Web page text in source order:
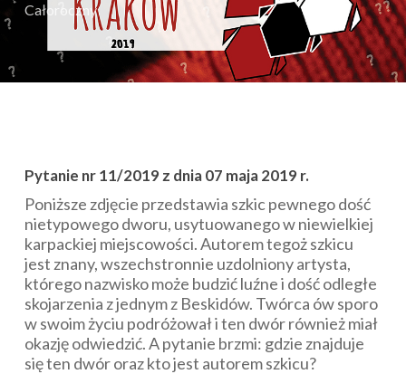
Całoroczny
Pytanie nr 11/2019 z dnia 07 maja 2019 r.
Poniższe zdjęcie przedstawia szkic pewnego dość
nietypowego dworu, usytuowanego w niewielkiej
karpackiej miejscowości. Autorem tegoż szkicu
jest znany, wszechstronnie uzdolniony artysta,
którego nazwisko może budzić luźne i dość odległe
skojarzenia z jednym z Beskidów. Twórca ów sporo
w swoim życiu podróżował i ten dwór również miał
okazję odwiedzić. A pytanie brzmi: gdzie znajduje
się ten dwór oraz kto jest autorem szkicu?